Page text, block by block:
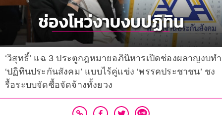
‘วิสุทธิ์’ แฉ 3 ประตูกฎหมายอภินิหารเปิดช่องผลาญงบทำ
‘ปฏิทินประกันสังคม’ แบบไร้คู่แข่ง ‘พรรคประชาชน’ ชง
รื้อระบบจัดซื้อจัดจ้างทั้งยวง